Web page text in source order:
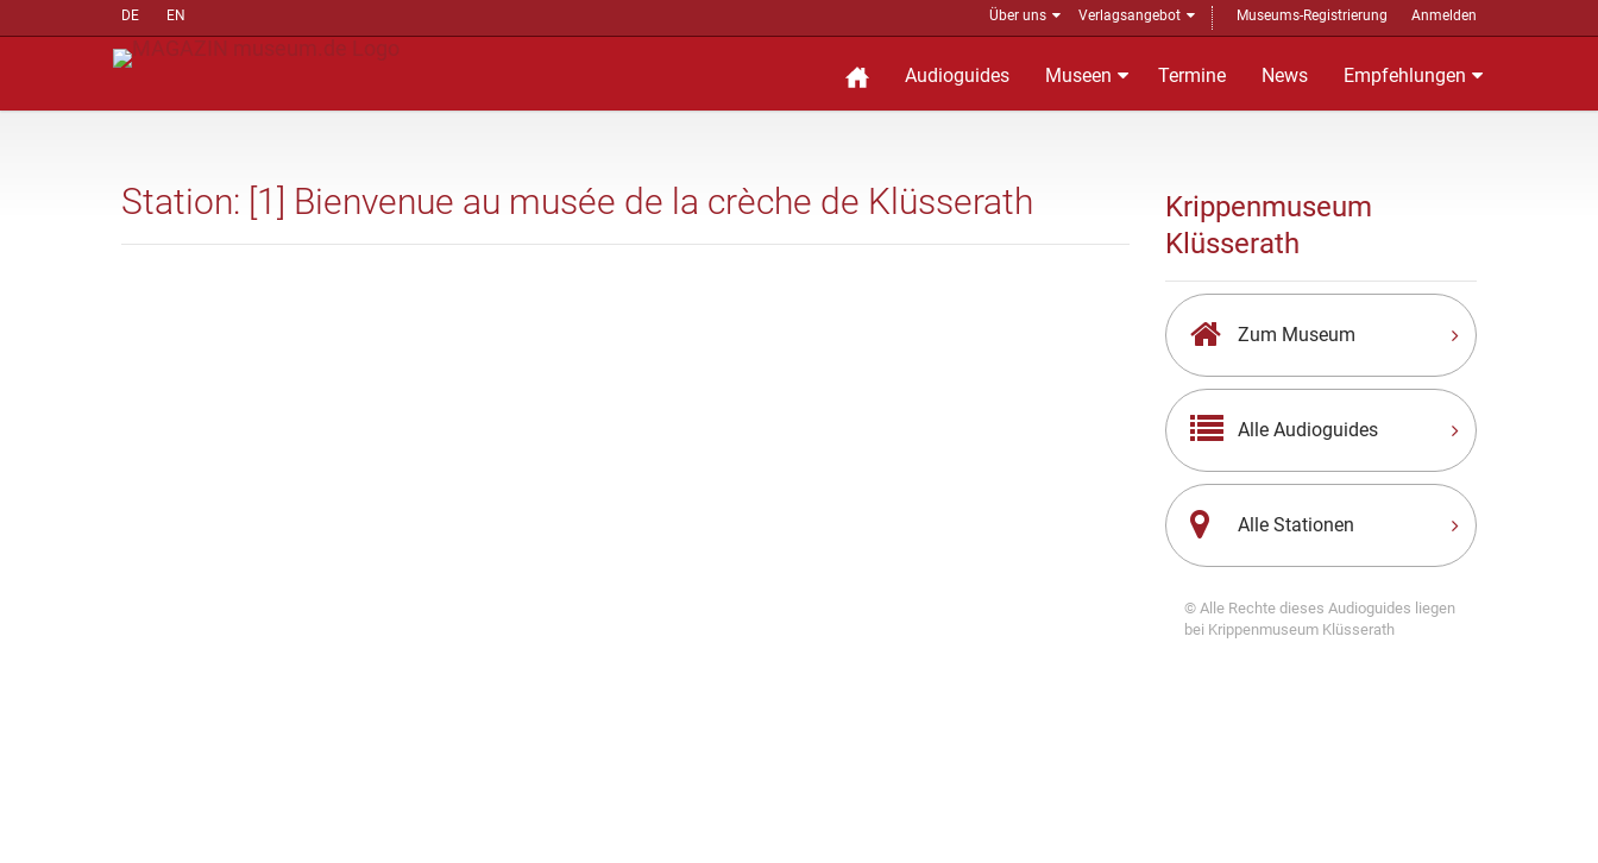
DE EN Über uns Verlagsangebot Museums-Registrierung Anmelden
Audioguides Museen Termine News Empfehlungen
Station: [1] Bienvenue au musée de la crèche de Klüsserath
Krippenmuseum
Klüsserath
Zum Museum
Alle Audioguides
Alle Stationen
© Alle Rechte dieses Audioguides liegen
bei Krippenmuseum Klüsserath